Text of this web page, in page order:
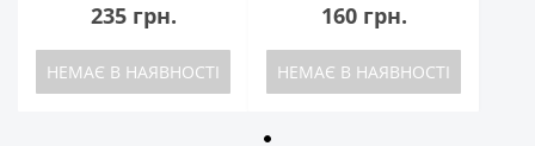
235 грн.
НЕМАЄ В НАЯВНОСТІ
160 грн.
НЕМАЄ В НАЯВНОСТІ